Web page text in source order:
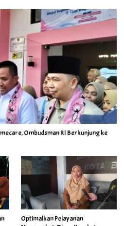
Ombudsman RI Berkunjung ke
Optimalkan Pelayanan